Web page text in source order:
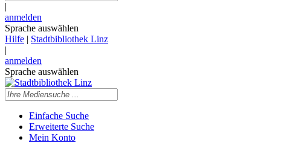
|
anmelden
Sprache auswählen
Hilfe | Stadtbibliothek Linz
|
anmelden
Sprache auswählen
Einfache Suche
Erweiterte Suche
Mein Konto